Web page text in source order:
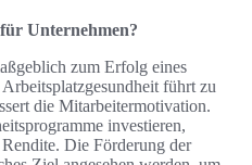
Unternehmen?
zum Erfolg eines
führt zu
die Mitarbeitermotivation.
investieren,
Die Förderung der